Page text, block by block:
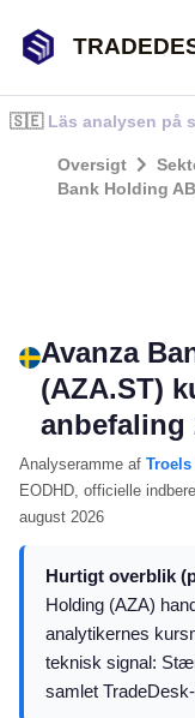
🇸🇪 Läs analysen på
Oversigt
Bank Holding
Avanza
(AZA.ST)
anbefaling
Analyseramme af
EODHD, officielle
august 2026
Hurtigt overblik
Holding (AZA)
analytikernes
teknisk signal:
samlet